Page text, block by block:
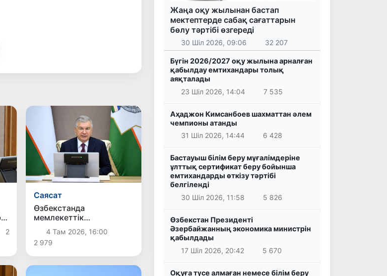
2
Саясат
Өзбекстанда
мемлекеттік
қызметшілердің
еңбекақы төлеу жүйесі
жаңартылады
4 Там 2026, 16:00
2 979
Жаңа оқу жылынан бастап
мектептерде сабақ сағаттарын
бөлу тәртібі өзгереді
30 Шіл 2026, 09:06 32 207
Бүгін 2026/2027 оқу жылына арналған
қабылдау емтихандары толық
аяқталады
23 Шіл 2026, 14:04
7 535
Аҳаджон Кимсанбоев шахматтан әлем
чемпионы атанды
31 Шіл 2026, 14:44
6 428
Бастауыш білім беру мұғалімдеріне
ұлттық сертификат беру бойынша
емтихандарды өткізу тәртібі
белгіленді
30 Шіл 2026, 11:58
5 826
Өзбекстан Президенті
Әзербайжанның экономика министрін
қабылдады
17 Шіл 2026, 20:42
5 670
Оқуға түсе алмаған немесе білім беру